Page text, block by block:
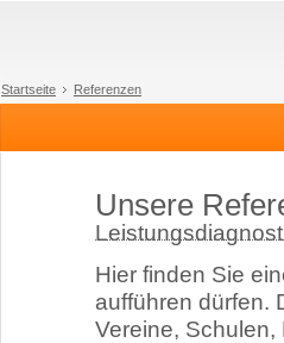
Startseite Referenzen
Unsere
Hier finden Sie
aufführen dürfen.
Vereine,